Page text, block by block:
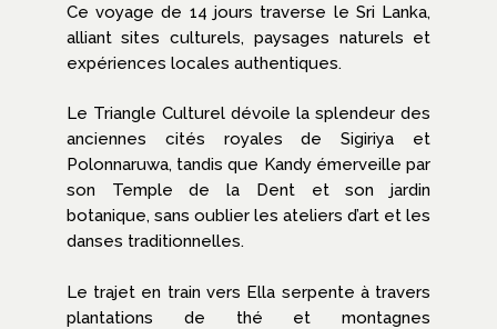
Ce voyage de 14 jours traverse le Sri Lanka,
alliant sites culturels, paysages naturels et
expériences locales authentiques.
Le Triangle Culturel dévoile la splendeur des
anciennes cités royales de Sigiriya et
Polonnaruwa, tandis que Kandy émerveille par
son Temple de la Dent et son jardin
botanique, sans oublier les ateliers d’art et les
danses traditionnelles.
Le trajet en train vers Ella serpente à travers
plantations de thé et montagnes